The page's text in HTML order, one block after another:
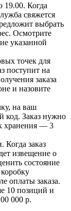
19.00. Когда
свяжется
выбрать
Осмотрите
указанной
точек для
поступит на
заказа
и назовите
на ваш
код. Заказ нужно
хранения — 3
Когда заказ
извещение о
состояние
оплаты заказа.
10 позиций и
000 р.